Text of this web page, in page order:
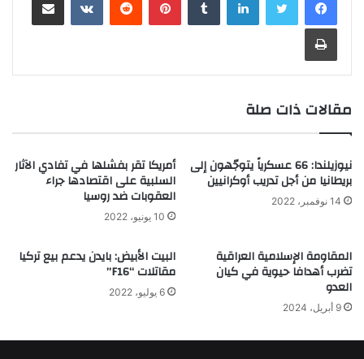
مقالات ذات صلة
نيوزيلندا: 66 عسكرياً يتوجّهون إلى
بريطانيا من أجل تدريب أوكرانيين
14 نوفمبر، 2022
أمريكا تقر بفشلها في تفادي الآثار
السلبية على اقتصادها جراء
العقوبات ضد روسيا
10 يونيو، 2022
المقاومة الإسلامية العراقية
تضرب أهدافا حيوية في كيان
العدو
9 أبريل، 2024
البيت الأبيض: بايدن يدعم بيع تركيا
مقاتلات “F16”
6 يوليو، 2022